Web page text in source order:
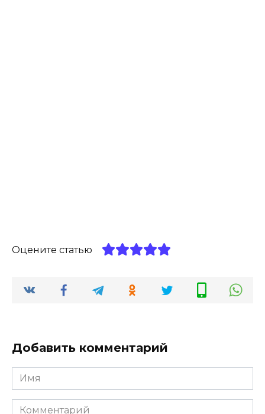
Оцените статью
Добавить комментарий
Имя
*
Комментарий